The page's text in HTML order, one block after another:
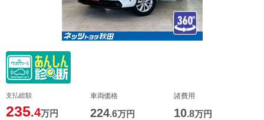
支払総額
235.4万円
車両価格
224.6万円
諸費用
10.8万円